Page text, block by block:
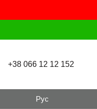
+38 066 12 12 152
Рус